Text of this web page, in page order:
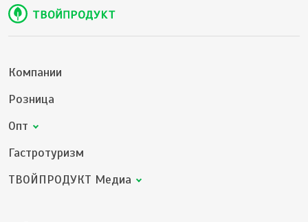
Компании
Розница
Опт
Гастротуризм
ТВОЙПРОДУКТ Медиа